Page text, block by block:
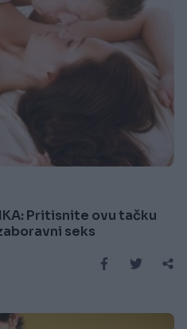
Pritisnite ovu tačku
seks